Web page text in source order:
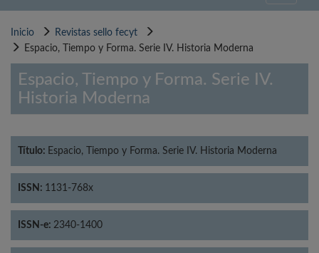
Inicio
Revistas sello fecyt
Espacio, Tiempo y Forma. Serie IV. Historia Moderna
Espacio, Tiempo y Forma. Serie IV.
Historia Moderna
Título: Espacio, Tiempo y Forma. Serie IV. Historia Moderna
ISSN: 1131-768x
ISSN-e: 2340-1400